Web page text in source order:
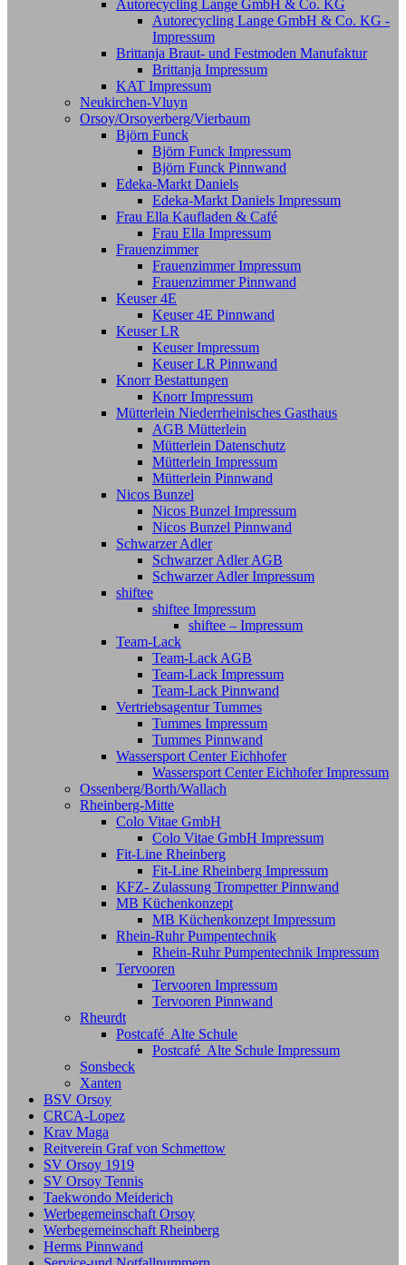
Autorecycling Lange GmbH & Co. KG
Autorecycling Lange GmbH & Co. KG -
Impressum
Brittanja Braut- und Festmoden Manufaktur
Brittanja Impressum
KAT Impressum
Neukirchen-Vluyn
Orsoy/Orsoyerberg/Vierbaum
Björn Funck
Björn Funck Impressum
Björn Funck Pinnwand
Edeka-Markt Daniels
Edeka-Markt Daniels Impressum
Frau Ella Kaufladen & Café
Frau Ella Impressum
Frauenzimmer
Frauenzimmer Impressum
Frauenzimmer Pinnwand
Keuser 4E
Keuser 4E Pinnwand
Keuser LR
Keuser Impressum
Keuser LR Pinnwand
Knorr Bestattungen
Knorr Impressum
Mütterlein Niederrheinisches Gasthaus
AGB Mütterlein
Mütterlein Datenschutz
Mütterlein Impressum
Mütterlein Pinnwand
Nicos Bunzel
Nicos Bunzel Impressum
Nicos Bunzel Pinnwand
Schwarzer Adler
Schwarzer Adler AGB
Schwarzer Adler Impressum
shiftee
shiftee Impressum
shiftee – Impressum
Team-Lack
Team-Lack AGB
Team-Lack Impressum
Team-Lack Pinnwand
Vertriebsagentur Tummes
Tummes Impressum
Tummes Pinnwand
Wassersport Center Eichhofer
Wassersport Center Eichhofer Impressum
Ossenberg/Borth/Wallach
Rheinberg-Mitte
Colo Vitae GmbH
Colo Vitae GmbH Impressum
Fit-Line Rheinberg
Fit-Line Rheinberg Impressum
KFZ- Zulassung Trompetter Pinnwand
MB Küchenkonzept
MB Küchenkonzept Impressum
Rhein-Ruhr Pumpentechnik
Rhein-Ruhr Pumpentechnik Impressum
Tervooren
Tervooren Impressum
Tervooren Pinnwand
Rheurdt
Postcafé Alte Schule
Postcafé Alte Schule Impressum
Sonsbeck
Xanten
BSV Orsoy
CRCA-Lopez
Krav Maga
Reitverein Graf von Schmettow
SV Orsoy 1919
SV Orsoy Tennis
Taekwondo Meiderich
Werbegemeinschaft Orsoy
Werbegemeinschaft Rheinberg
Herms Pinnwand